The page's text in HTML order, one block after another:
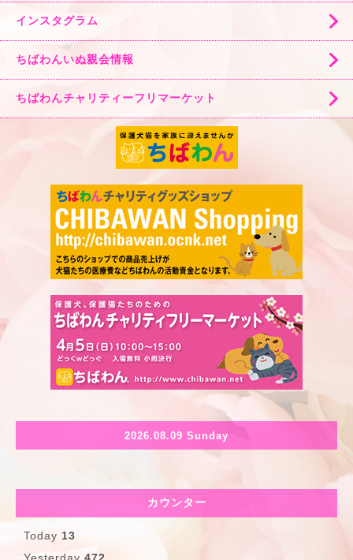
インスタグラム
ちばわんいぬ親会情報
ちばわんチャリティーフリマーケット
2026.08.09 Sunday
カウンター
Today 13